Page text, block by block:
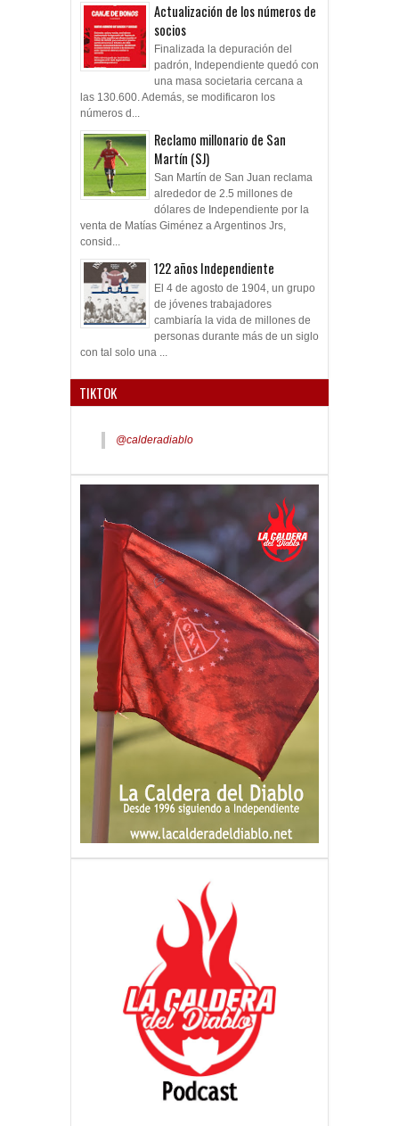
Actualización de los números de
socios
Finalizada la depuración del
padrón, Independiente quedó con
una masa societaria cercana a
las 130.600. Además, se modificaron los
números d...
Reclamo millonario de San
Martín (SJ)
San Martín de San Juan reclama
alrededor de 2.5 millones de
dólares de Independiente por la
venta de Matías Giménez a Argentinos Jrs,
consid...
122 años Independiente
El 4 de agosto de 1904, un grupo
de jóvenes trabajadores
cambiaría la vida de millones de
personas durante más de un siglo
con tal solo una ...
TIKTOK
@calderadiablo